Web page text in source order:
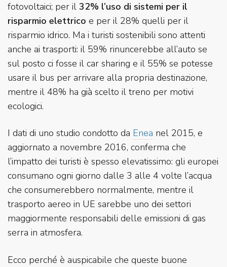
fotovoltaici; per il 32% l’uso di sistemi per il
risparmio elettrico e per il 28% quelli per il
risparmio idrico. Ma i turisti sostenibili sono attenti
anche ai trasporti: il 59% rinuncerebbe all’auto se
sul posto ci fosse il car sharing e il 55% se potesse
usare il bus per arrivare alla propria destinazione,
mentre il 48% ha già scelto il treno per motivi
ecologici.
I dati di uno studio condotto da Enea nel 2015, e
aggiornato a novembre 2016, conferma che
l’impatto dei turisti è spesso elevatissimo: gli europei
consumano ogni giorno dalle 3 alle 4 volte l’acqua
che consumerebbero normalmente, mentre il
trasporto aereo in UE sarebbe uno dei settori
maggiormente responsabili delle emissioni di gas
serra in atmosfera.
Ecco perché è auspicabile che queste buone